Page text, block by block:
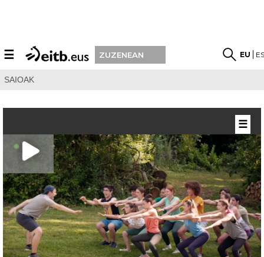
☰ ZUZENEAN EU
SAIOAK
☰